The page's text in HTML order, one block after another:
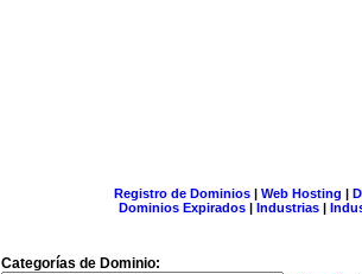
Registro de Dominios| Web Hosting |
Dominios Expirados | Industrias |
Categorías de Dominio: